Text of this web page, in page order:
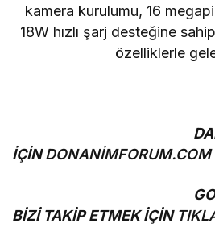
kamera kurulumu, 16
18W hızlı şarj desteğine
özelliklerle
DAHA
İÇİNDONANİMFORUM.COM
GOOGLE
BİZİ TAKİP ETMEK İÇİN